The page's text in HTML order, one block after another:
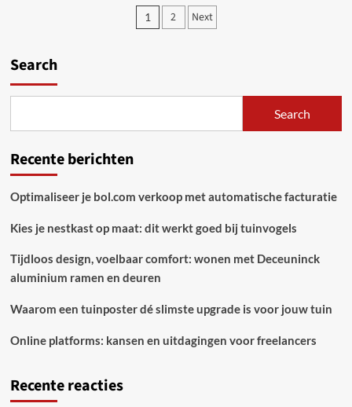
Posts
1 2 Next
Search
Search
Recente berichten
Optimaliseer je bol.com verkoop met automatische facturatie
Kies je nestkast op maat: dit werkt goed bij tuinvogels
Tijdloos design, voelbaar comfort: wonen met Deceuninck
aluminium ramen en deuren
Waarom een tuinposter dé slimste upgrade is voor jouw tuin
Online platforms: kansen en uitdagingen voor freelancers
Recente reacties